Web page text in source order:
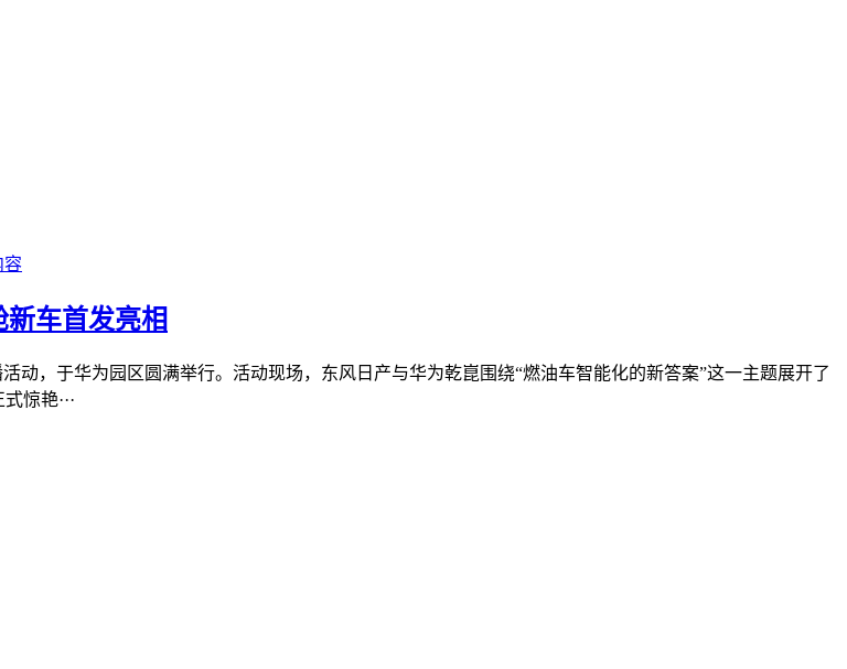
容
车首发亮相
动，于华为园区圆满举行。活动现场，东风日产与华为乾崑围绕“燃油车智能化的新答案”这一主题展开了
惊艳···